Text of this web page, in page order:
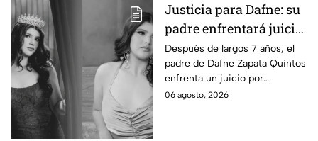
Justicia para Dafne: su
padre enfrentará juicio
por presunto abuso
cometido en 2019 en
Tamaulipas
Después de largos 7 años, el
padre de Dafne Zapata Quintos
enfrenta un juicio por
presuntamente abusar de la
06 agosto, 2026